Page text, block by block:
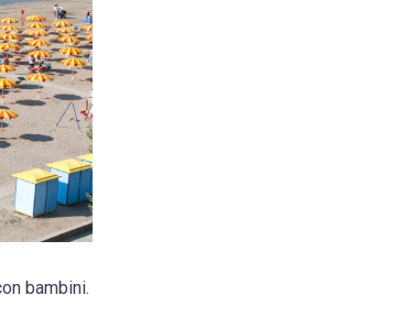
bambini.